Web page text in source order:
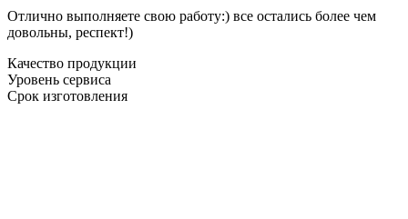
Отлично выполняете свою работу:) все остались более чем
довольны, респект!)
Качество продукции
Уровень сервиса
Срок изготовления